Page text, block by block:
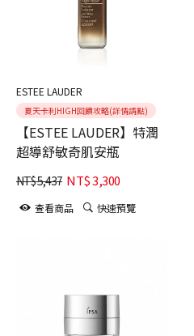
ESTEE LAUDER
夏天卡利HIGH回饋攻略(詳情請點)
【ESTEE LAUDER】特潤
超導舒敏奇肌安瓶
NT$5,437 NT$3,300
查看商品 快速預覽